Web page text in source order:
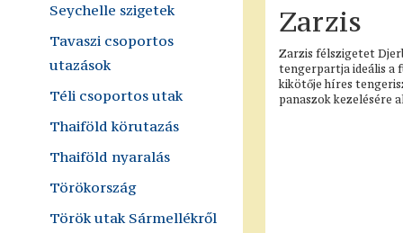
Seychelle szigetek
Tavaszi csoportos
utazások
Téli csoportos utak
Thaiföld körutazás
Thaiföld nyaralás
Törökország
Török utak Sármellékről
Zarzis
Zarzis félszigetet
tengerpartja ideális a
kikötője híres
panaszok kezelésére